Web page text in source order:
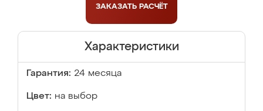
ЗАКАЗАТЬ РАСЧЁТ
Характеристики
Гарантия: 24 месяца
Цвет: на выбор